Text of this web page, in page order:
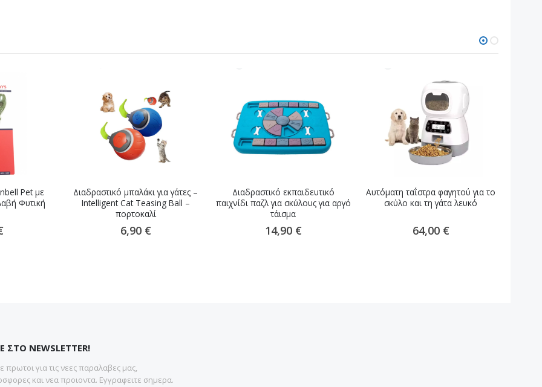
Pet με
Φυτική
Διαδραστικό μπαλάκι για γάτες –
Intelligent Cat Teasing Ball –
πορτοκαλί
6,90 €
Διαδραστικό εκπαιδευτικό
παιχνίδι παζλ για σκύλους για αργό
τάισμα
14,90 €
Αυτόματη ταΐστρα φαγητού για το
σκύλο και τη γάτα λευκό
64,00 €
ΣΤΟ NEWSLETTER!
πρωτοι για τις νεες παραλαβες μας,
και νεα προιοντα. Εγγραφειτε σημερα.